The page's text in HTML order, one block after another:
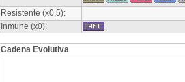
Resistente (x0,5):
Inmune (x0):
Cadena Evolutiva